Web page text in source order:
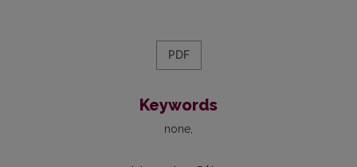
PDF
Keywords
none